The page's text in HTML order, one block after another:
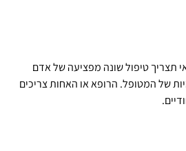
תצריך טיפול שונה מפציעה של אדם
של המטופל. הרופא או האחות צריכים